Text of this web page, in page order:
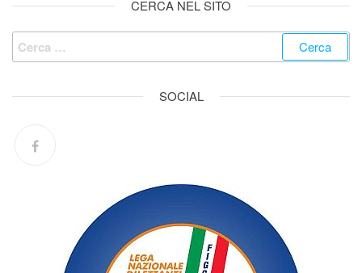
CERCA NEL SITO
SOCIAL